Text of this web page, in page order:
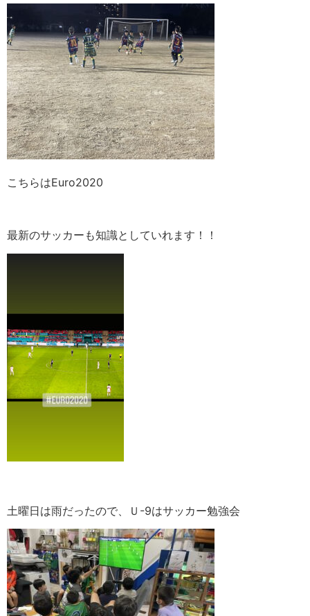
こちらはEuro2020
最新のサッカーも知識としていれます！！
土曜日は雨だったので、Ｕ-9はサッカー勉強会